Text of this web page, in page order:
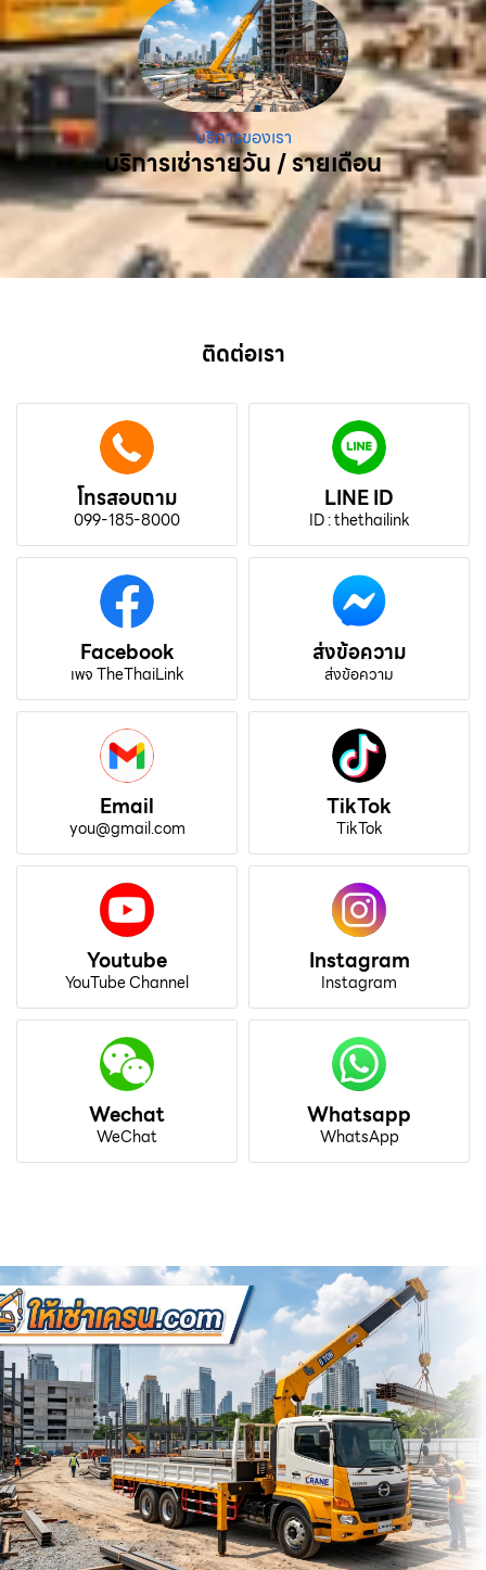
บริการของเรา
บริการเช่ารายวัน / รายเดือน
ติดต่อเรา
โทรสอบถาม
099-185-8000
LINE ID
ID : thethailink
Facebook
เพจ TheThaiLink
ส่งข้อความ
ส่งข้อความ
Email
you@gmail.com
TikTok
TikTok
Youtube
YouTube Channel
Instagram
Instagram
Wechat
WeChat
Whatsapp
WhatsApp